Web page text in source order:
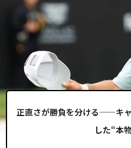
正直さが勝負を分ける——キ
した“本